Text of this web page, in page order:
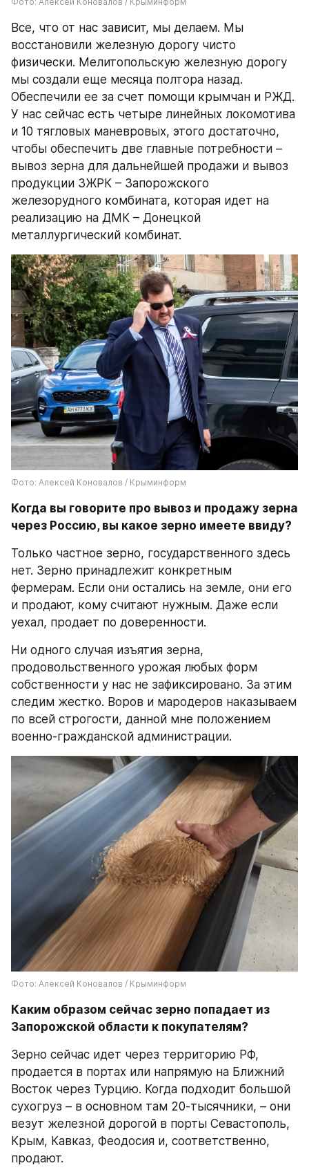
Все, что от нас зависит, мы делаем. Мы
восстановили железную дорогу чисто
физически. Мелитопольскую железную дорогу
мы создали еще месяца полтора назад.
Обеспечили ее за счет помощи крымчан и РЖД.
У нас сейчас есть четыре линейных локомотива
и 10 тягловых маневровых, этого достаточно,
чтобы обеспечить две главные потребности –
вывоз зерна для дальнейшей продажи и вывоз
продукции ЗЖРК – Запорожского
железорудного комбината, которая идет на
реализацию на ДМК – Донецкой
металлургический комбинат.
Фото: Алексей Коновалов / Крыминформ
Когда вы говорите про вывоз и продажу зерна
через Россию, вы какое зерно имеете ввиду?
Только частное зерно, государственного здесь
нет. Зерно принадлежит конкретным
фермерам. Если они остались на земле, они его
и продают, кому считают нужным. Даже если
уехал, продает по доверенности.
Ни одного случая изъятия зерна,
продовольственного урожая любых форм
собственности у нас не зафиксировано. За этим
следим жестко. Воров и мародеров наказываем
по всей строгости, данной мне положением
военно-гражданской администрации.
Фото: Алексей Коновалов / Крыминформ
Каким образом сейчас зерно попадает из
Запорожской области к покупателям?
Зерно сейчас идет через территорию РФ,
продается в портах или напрямую на Ближний
Восток через Турцию. Когда подходит большой
сухогруз – в основном там 20-тысячники, – они
везут железной дорогой в порты Севастополь,
Крым, Кавказ, Феодосия и, соответственно,
продают.